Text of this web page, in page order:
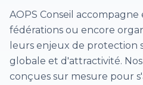
AOPS Conseil
fédérations ou encore
leurs enjeux de protection
globale et d'attractivité.
conçues sur mesure pour